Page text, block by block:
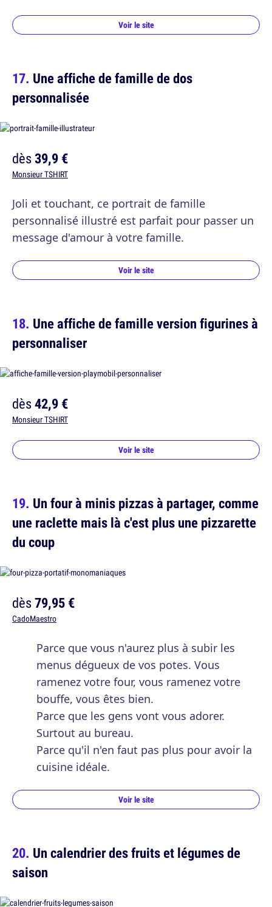
Voir le site
Une affiche de famille de dos
personnalisée
dès39,9 €
Monsieur TSHIRT
Joli et touchant, ce portrait de famille
personnalisé illustré est parfait pour passer un
message d'amour à votre famille.
Voir le site
Une affiche de famille version figurines à
personnaliser
dès42,9 €
Monsieur TSHIRT
Voir le site
Un four à minis pizzas à partager, comme
une raclette mais là c'est plus une pizzarette
du coup
dès79,95 €
CadoMaestro
Parce que vous n'aurez plus à subir les
menus dégueux de vos potes. Vous
ramenez votre four, vous ramenez votre
bouffe, vous êtes bien.
Parce que les gens vont vous adorer.
Surtout au bureau.
Parce qu'il n'en faut pas plus pour avoir la
cuisine idéale.
Voir le site
Un calendrier des fruits et légumes de
saison